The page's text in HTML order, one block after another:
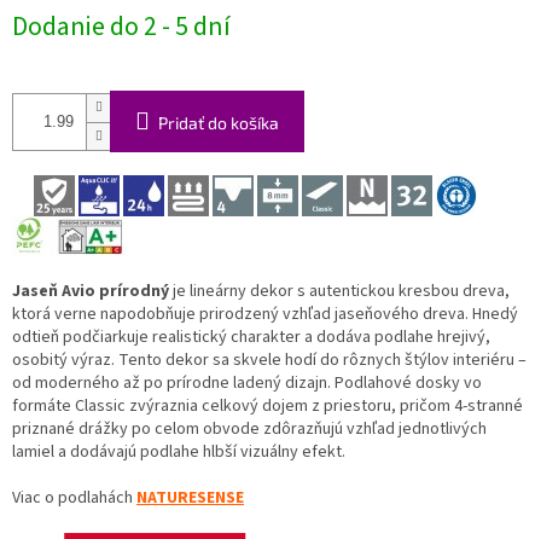
cena:
Dodanie do 2 - 5 dní
Pridať do košíka
Jaseň Avio prírodnýje lineárny dekor s autentickou kresbou dreva,
ktorá verne napodobňuje prirodzený vzhľad jaseňového dreva. Hnedý
odtieň podčiarkuje realistický charakter a dodáva podlahe hrejivý,
osobitý výraz. Tento dekor sa skvele hodí do rôznych štýlov interiéru –
od moderného až po prírodne ladený dizajn. Podlahové dosky vo
formáte Classic zvýraznia celkový dojem z priestoru, pričom 4-stranné
priznané drážky po celom obvode zdôrazňujú vzhľad jednotlivých
lamiel a dodávajú podlahe hlbší vizuálny efekt.
Viac o podlahách NATURESENSE